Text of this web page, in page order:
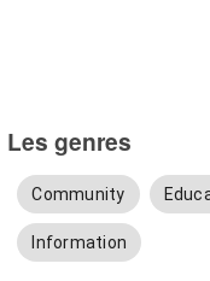
Les genres
Community
Information